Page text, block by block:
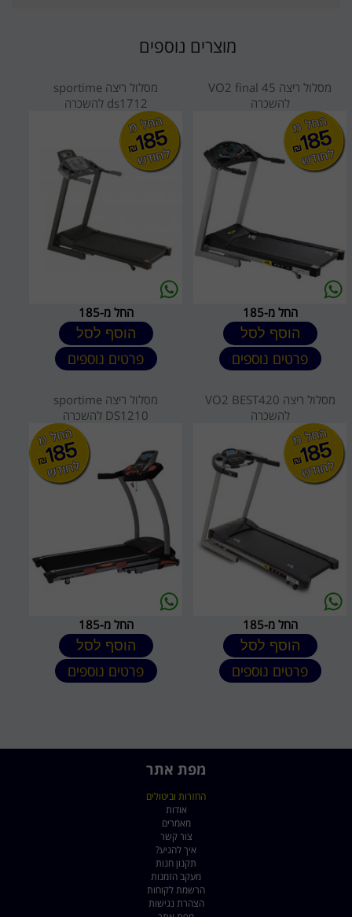
מוצרים נוספים
מסלול ריצה VO2 final 45
להשכרה
החל מ-185
הוסף לסל
פרטים נוספים
מסלול ריצה sportime
ds1712 להשכרה
החל מ-185
הוסף לסל
פרטים נוספים
מסלול ריצה VO2 BEST420
להשכרה
החל מ-185
הוסף לסל
פרטים נוספים
מסלול ריצה sportime
DS1210 להשכרה
החל מ-185
הוסף לסל
פרטים נוספים
מפת אתר
החזרות וביטולים
אודות
מאמרים
צור קשר
איך להגיע?
תקנון חנות
מעקב הזמנות
הרשמת לקוחות
הצהרת נגישות